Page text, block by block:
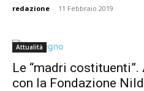
redazione - 11 Febbraio 2019
Attualità
Le “madri costituenti”.
con la Fondazione